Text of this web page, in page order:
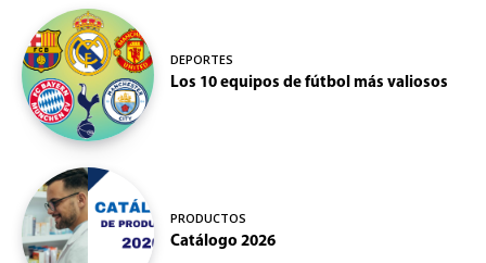
DEPORTES
Los 10 equipos de fútbol más valiosos
PRODUCTOS
Catálogo 2026